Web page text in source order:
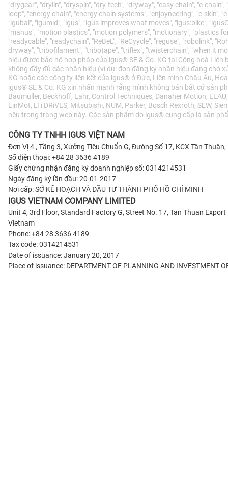
"drygear", "drylin", "dryspin", "dry-tech", "dryway", "easy chain", "e-
loop", "energy chain", "energy chain systems", "enjoyneering", "e-skin",
"igubal", "igumid", "igus", "igus improves what moves", "igus:bike",
"manus", "motion plastics", "motion polymers", "motionary", "plastics
"readycable", "readychain", "ReBeL", "ReCyycle", "reguse", "robolink",
dryway", "tribofilament", "tribotape", "triflex", "twisterchain", "when it
hiệu được bảo hộ hợp pháp của igus® SE & Co. KG tại Cộng hoà
không đầy đủ các nhãn hiệu (ví dụ: đơn đăng ký nhãn hiệu đang chờ
KG hoặc các công ty liên kết của igus® ở Đức, Liên minh Châu Âu,
igus® SE & Co. KG xin nhấn mạnh rằng mình không bán bất cứ sản
Baumüller, Beckhoff, Lahr, Control Techniques, Danaher Motion,
LinMot, LTi DRiVES, Mitsubishi, NUM, Parker, Bosch Rexroth, SEW,
nêu trong trang web này. Các sản phẩm do igus® cung cấp là sản
CÔNG TY TNHH IGUS VIỆT NAM
Đơn Vị 4 , Tầng 3, Xưởng Tiêu Chuẩn G, Đường Số 17, KCX Tân
Số điện thoại: +84 28 3636 4189
Giấy chứng nhận đăng ký doanh nghiệp số: 0314214531
Ngày đăng ký lần đầu: 20-01-2017
Nơi cấp: SỞ KẾ HOẠCH VÀ ÐẦU TƯ THÀNH PHỐ HỒ CHÍ MINH
IGUS VIETNAM COMPANY LIMITED
Unit 4, 3rd Floor, Standard Factory G, Street No. 17, Tan Thuan
Vietnam
Phone: +84 28 3636 4189
Tax code: 0314214531
Date of issuance: January 20, 2017
Place of issuance: DEPARTMENT OF PLANNING AND INVESTMENT